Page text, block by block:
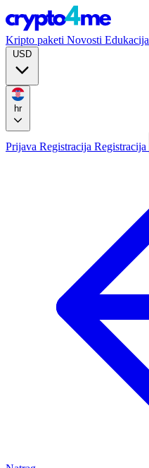
Kripto paketi Novosti Edukacija
hr
Prijava Registracija Registracija